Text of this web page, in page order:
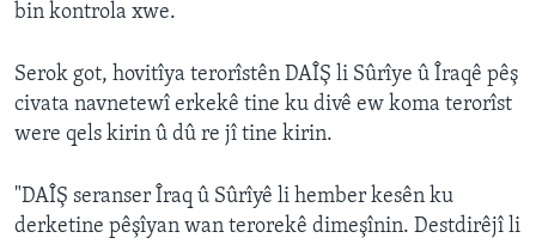
Zimanên Din
bin kontrola xwe.
Serok got, hovitîya terorîstên DAÎŞ li Sûrîye û Îraqê pêş
civata navnetewî erkekê tine ku divê ew koma terorîst
were qels kirin û dû re jî tine kirin.
"DAÎŞ seranser Îraq û Sûrîyê li hember kesên ku
derketine pêşîyan wan terorekê dimeşînin. Destdirêjî li